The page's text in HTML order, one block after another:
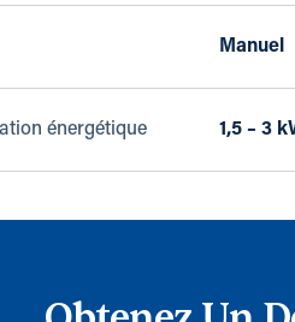
Manuel
énergétique 1,5 – 3